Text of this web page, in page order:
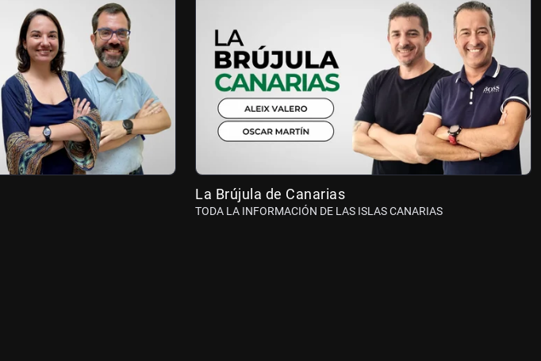
La Brújula de Canarias
TODA LA INFORMACIÓN DE LAS ISLAS CANARIAS